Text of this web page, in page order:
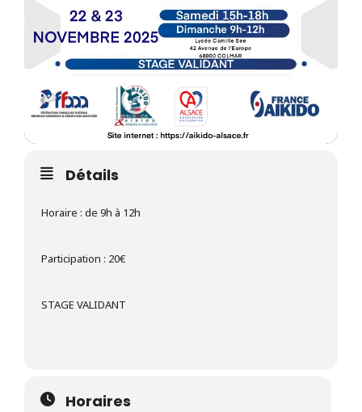
Détails
Horaire : de 9h à 12h
Participation : 20€
STAGE VALIDANT
Horaires